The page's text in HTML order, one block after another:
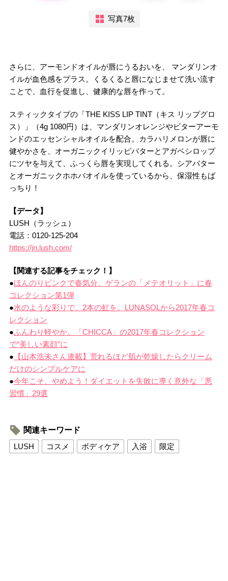
写真7枚
さらに、アーモンドオイルが唇にうるおいを、 マンダリンオ
イルが血色感をプラス。くるくると唇になじませて洗い流す
ことで、血行を促進し、健康的な唇を作って。
スティックタイプの「THE KISS LIP TINT（キス リップグロ
ス）」（4g 1080円）は、マンダリンオレンジやビターアーモ
ンドのエッセンシャルオイルを配合。カラハリメロンが唇に
健やかさを、オーガニックイリッピバターとアガベシロップ
にツヤを与えて、ふっくら唇を実現してくれる。シアバター
とオーガニックホホバオイルを使っているから、保湿性もば
っちり！
【データ】
LUSH（ラッシュ）
電話：0120-125-204
https://jn.lush.com/
【関連する記事をチェック！】
●ほんのりピンクで春気分。ゲランの「メテオリット」に春
コレクション第1弾
●水のような彩りで、2本の虹を。LUNASOLから2017年春コ
レクション
●ふんわり軽やか。「CHICCA」の2017年春コレクション
で“美しい素顔”に
● 【山本浩未さん連載】荒れるほど肌が乾燥したらクリーム
だけのシンプルケアに
●今年こそ、やめよう！ダイエットを失敗に導く意外な「悪
習慣」29選
関連キーワード
LUSH
コスメ ボディケア 入浴 限定